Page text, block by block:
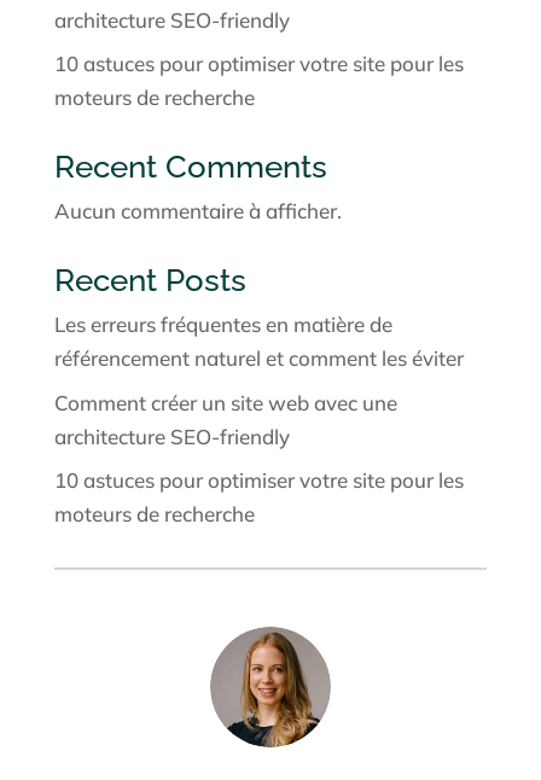
architecture SEO-friendly
10 astuces pour optimiser votre site pour les
moteurs de recherche
Recent Comments
Aucun commentaire à afficher.
Recent Posts
Les erreurs fréquentes en matière de
référencement naturel et comment les éviter
Comment créer un site web avec une
architecture SEO-friendly
10 astuces pour optimiser votre site pour les
moteurs de recherche